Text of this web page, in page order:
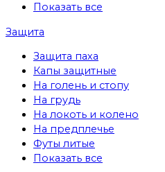
Показать все
Защита
Защита паха
Капы защитные
На голень и стопу
На грудь
На локоть и колено
На предплечье
Футы литые
Показать все